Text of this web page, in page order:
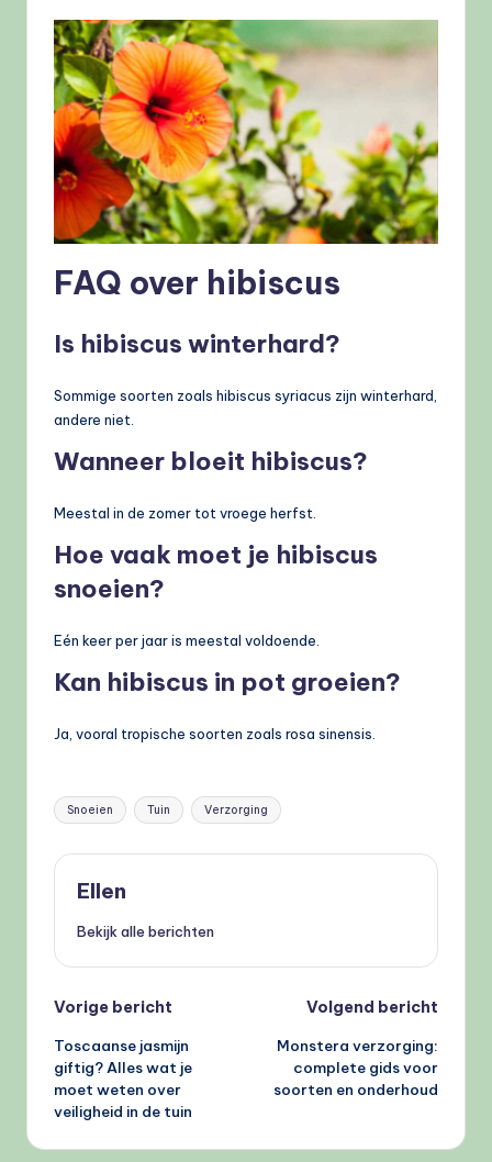
FAQ over hibiscus
Is hibiscus winterhard?
Sommige soorten zoals hibiscus syriacus zijn winterhard,
andere niet.
Wanneer bloeit hibiscus?
Meestal in de zomer tot vroege herfst.
Hoe vaak moet je hibiscus
snoeien?
Eén keer per jaar is meestal voldoende.
Kan hibiscus in pot groeien?
Ja, vooral tropische soorten zoals rosa sinensis.
Tags:
Snoeien Tuin Verzorging
Ellen
Bekijk alle berichten
Bericht
navigatie
Vorige bericht
Toscaanse jasmijn
giftig? Alles wat je
moet weten over
veiligheid in de tuin
Volgend bericht
Monstera verzorging:
complete gids voor
soorten en onderhoud